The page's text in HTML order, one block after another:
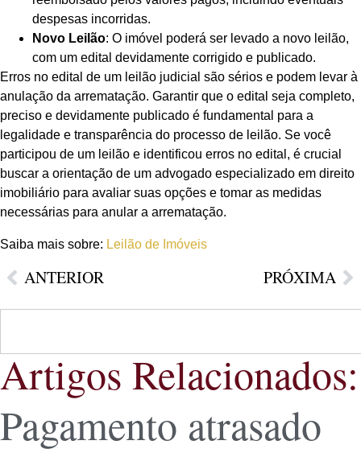
despesas incorridas.
Novo Leilão: O imóvel poderá ser levado a novo leilão,
com um edital devidamente corrigido e publicado.
Erros no edital de um leilão judicial são sérios e podem levar à
anulação da arrematação. Garantir que o edital seja completo,
preciso e devidamente publicado é fundamental para a
legalidade e transparência do processo de leilão. Se você
participou de um leilão e identificou erros no edital, é crucial
buscar a orientação de um advogado especializado em direito
imobiliário para avaliar suas opções e tomar as medidas
necessárias para anular a arrematação.
Saiba mais sobre: Leilão de Imóveis
ANTERIOR PRÓXIMA
Artigos Relacionados:
Pagamento atrasado